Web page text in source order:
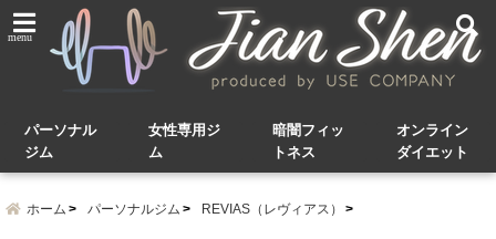
menu
パーソナル
ジム
女性専用ジ
ム
暗闇フィッ
トネス
オンライン
ダイエット
ホーム パーソナルジム REVIAS（レヴィアス）